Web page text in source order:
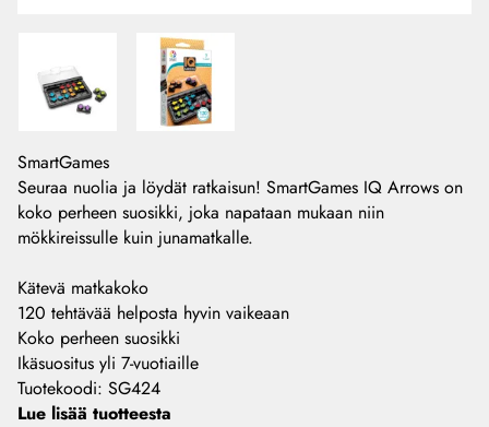
SmartGames
Seuraa nuolia ja löydät ratkaisun! SmartGames IQ Arrows on
koko perheen suosikki, joka napataan mukaan niin
mökkireissulle kuin junamatkalle.
Kätevä matkakoko
120 tehtävää helposta hyvin vaikeaan
Koko perheen suosikki
Ikäsuositus yli 7-vuotiaille
Tuotekoodi: SG424
Lue lisää tuotteesta